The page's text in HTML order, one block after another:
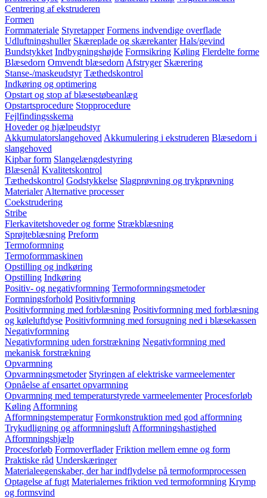
Centrering af ekstruderen
Formen
Formmateriale Styretapper Formens indvendige overflade
Udluftningshuller Skæreplade og skærekanter Hals/gevind
Bundstykket Indbygningshøjde Formsikring Køling Flerdelte forme
Blæsedorn Omvendt blæsedorn Afstryger Skærering
Stanse-/maskeudstyr Tæthedskontrol
Indkøring og optimering
Opstart og stop af blæsestøbeanlæg
Opstartsprocedure Stopprocedure
Fejlfindingsskema
Hoveder og hjælpeudstyr
Akkumulatorslangehoved Akkumulering i ekstruderen Blæsedorn i
slangehoved
Kipbar form Slangelængdestyring
Blæsenål Kvalitetskontrol
Tæthedskontrol Godstykkelse Slagprøvning og trykprøvning
Materialer Alternative processer
Coekstrudering
Stribe
Flerkavitetshoveder og forme Strækblæsning
Sprøjteblæsning Preform
Termoformning
Termoformmaskinen
Opstilling og indkøring
Opstilling Indkøring
Positiv- og negativformning Termoformningsmetoder
Formningsforhold Positivformning
Positivformning med forblæsning Positivformning med forblæsning
og køleluftdyse Positivformning med forsugning ned i blæsekassen
Negativformning
Negativformning uden forstrækning Negativformning med
mekanisk forstrækning
Opvarmning
Opvarmningsmetoder Styringen af elektriske varmeelementer
Opnåelse af ensartet opvarmning
Opvarmning med temperaturstyrede varmeelementer Procesforløb
Køling Afformning
Afformningstemperatur Formkonstruktion med god afformning
Trykudligning og afformningsluft Afformningshastighed
Afformningshjælp
Procesforløb Formoverflader Friktion mellem emne og form
Praktiske råd Underskæringer
Materialeegenskaber, der har indflydelse på termoformprocessen
Optagelse af fugt Materialernes friktion ved termoformning Krymp
og formsvind